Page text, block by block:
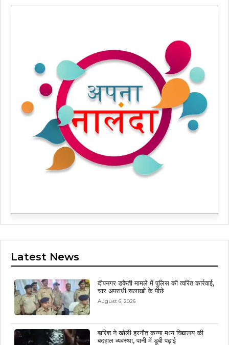
Latest News
दीपनगर डकैती मामले में पुलिस की त्वरित कार्रवाई,
चार अपराधी सलाखों के पीछे
August 6, 2026
बारिश ने खोली हरनौत कन्या मध्य विद्यालय की
बदहाल व्यवस्था, पानी में डूबी पढ़ाई